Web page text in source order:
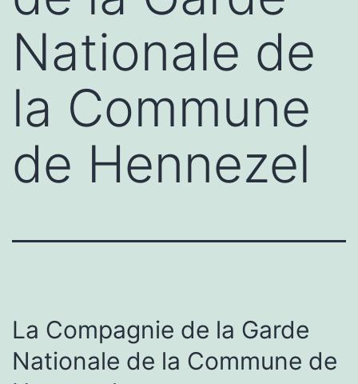
Nationale de
la Commune
de Hennezel
La Compagnie de la Garde
Nationale de la Commune de